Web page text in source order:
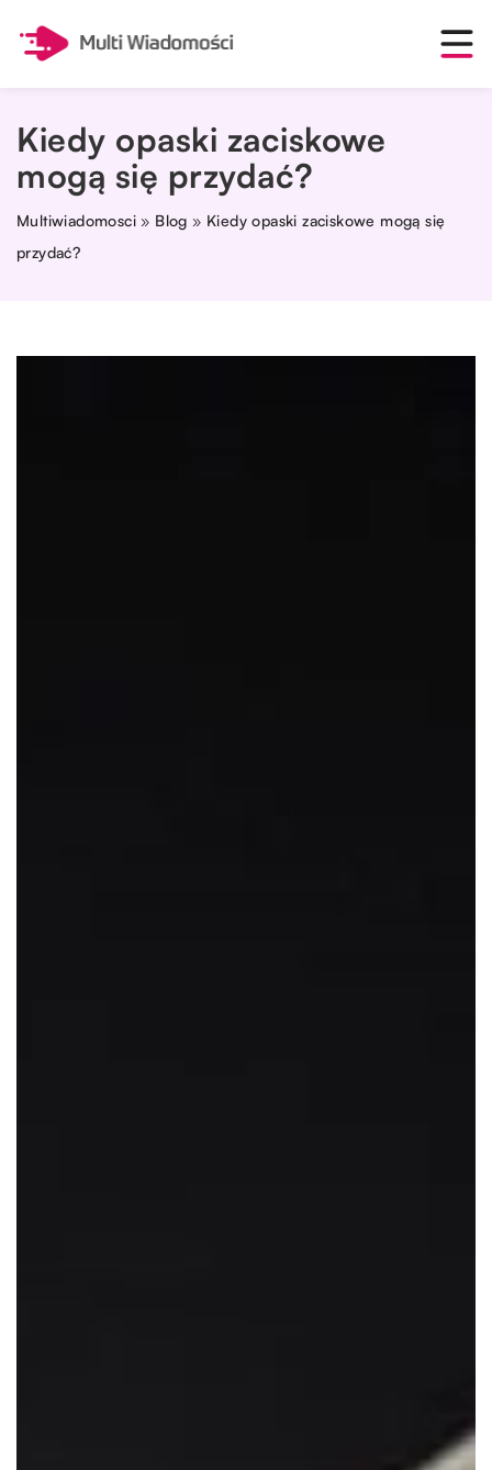
Kiedy opaski zaciskowe
mogą się przydać?
Multiwiadomosci » Blog » Kiedy opaski zaciskowe mogą się
przydać?